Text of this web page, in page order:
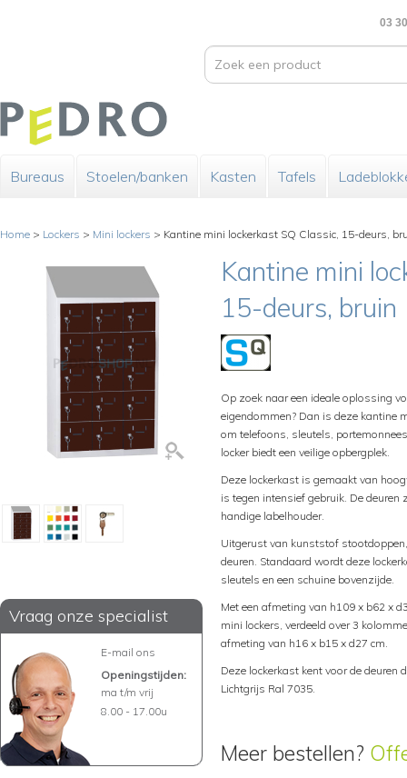
03
Bureaus Stoelen/banken Kasten Tafels
Home > Lockers > Mini lockers > Kantine mini lockerkast SQ Classic, 15-deurs,
Vraag onze specialist
E-mail ons
Openingstijden:
ma t/m vrij
8.00 - 17.00u
Kantine mini
15-deurs, bruin
Op zoek naar een ideale oplossing
eigendommen? Dan is deze kantine
om telefoons, sleutels,
locker biedt een veilige opbergplek.
Deze lockerkast is gemaakt van
is tegen intensief gebruik. De
handige labelhouder.
Uitgerust van kunststof
deuren. Standaard wordt deze
sleutels en een schuine bovenzijde.
Met een afmeting van h109 x b62 x
mini lockers, verdeeld over 3
afmeting van h16 x b15 x d27 cm.
Deze lockerkast kent voor de deuren
Lichtgrijs Ral 7035.
Meer bestellen?